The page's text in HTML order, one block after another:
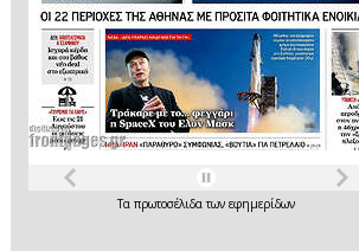
Τα πρωτοσέλιδατων εφημερίδων